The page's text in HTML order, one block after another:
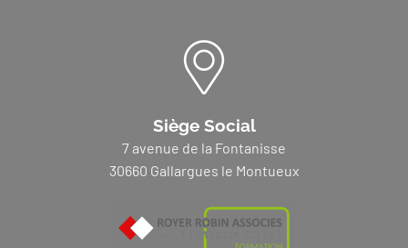
Siège Social
7 avenue de la Fontanisse
30660 Gallargues le Montueux